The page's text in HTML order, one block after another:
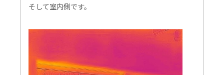
そして室内側です。